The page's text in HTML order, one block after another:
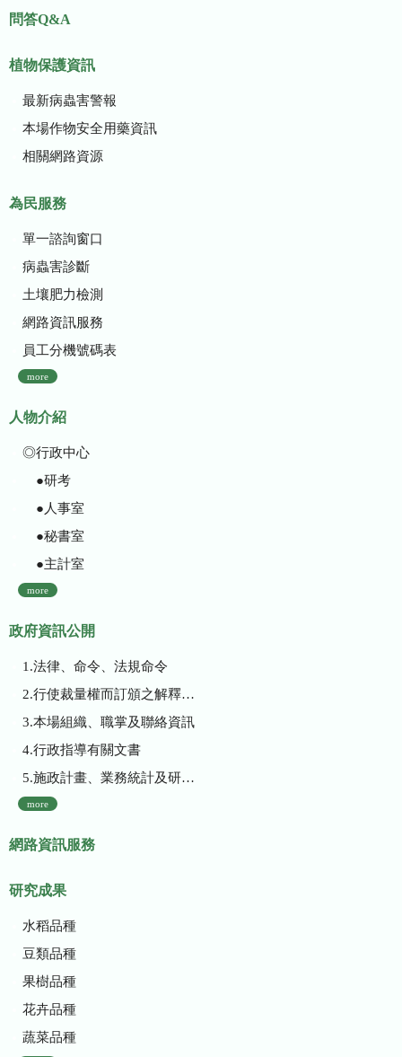
問答Q&A
植物保護資訊
最新病蟲害警報
本場作物安全用藥資訊
相關網路資源
為民服務
單一諮詢窗口
病蟲害診斷
土壤肥力檢測
網路資訊服務
員工分機號碼表
more
人物介紹
◎行政中心
●研考
●人事室
●秘書室
●主計室
more
政府資訊公開
1.法律、命令、法規命令
2.行使裁量權而訂頒之解釋性規定及裁量基準
3.本場組織、職掌及聯絡資訊
4.行政指導有關文書
5.施政計畫、業務統計及研究報告
more
網路資訊服務
研究成果
水稻品種
豆類品種
果樹品種
花卉品種
蔬菜品種